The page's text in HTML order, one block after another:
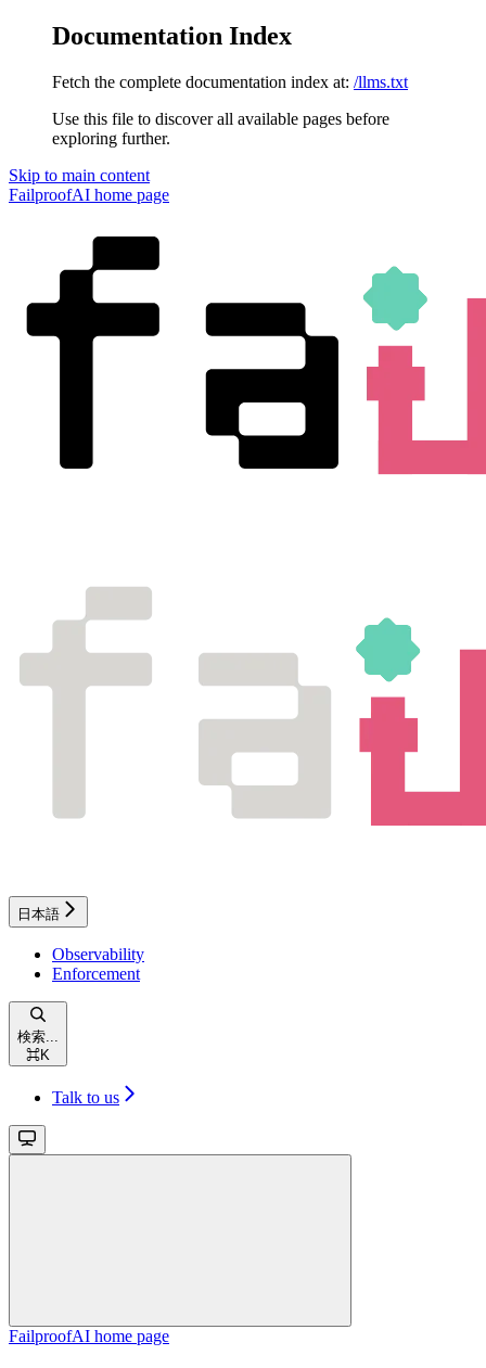
Documentation Index
Fetch the complete documentation index at: /llms.txt
Use this file to discover all available pages before
exploring further.
Skip to main content
FailproofAI home page
日本語
Observability
Enforcement
検索...
⌘K
Talk to us
FailproofAI home page